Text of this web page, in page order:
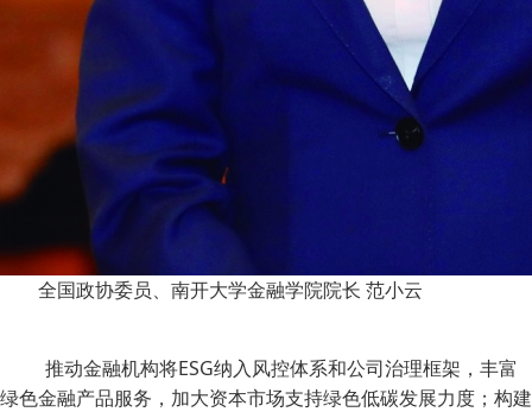
全国政协委员、南开大学金融学院院长 范小云
推动金融机构将ESG纳入风控体系和公司治理框架，丰富
绿色金融产品服务，加大资本市场支持绿色低碳发展力度；构建